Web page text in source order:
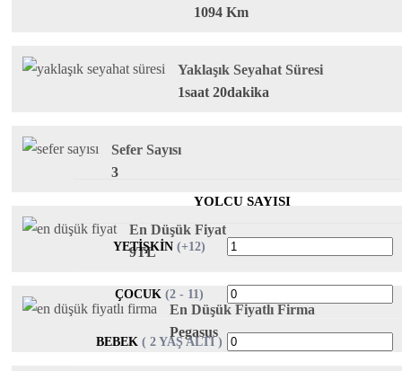
YOLCU SAYISI
YETİŞKİN (+12)
ÇOCUK (2 - 11)
BEBEK ( 2 YAŞ ALTI )
1094 Km
Yaklaşık Seyahat Süresi
1saat 20dakika
Sefer Sayısı
3
En Düşük Fiyat
9TL
En Düşük Fiyatlı Firma
Pegasus